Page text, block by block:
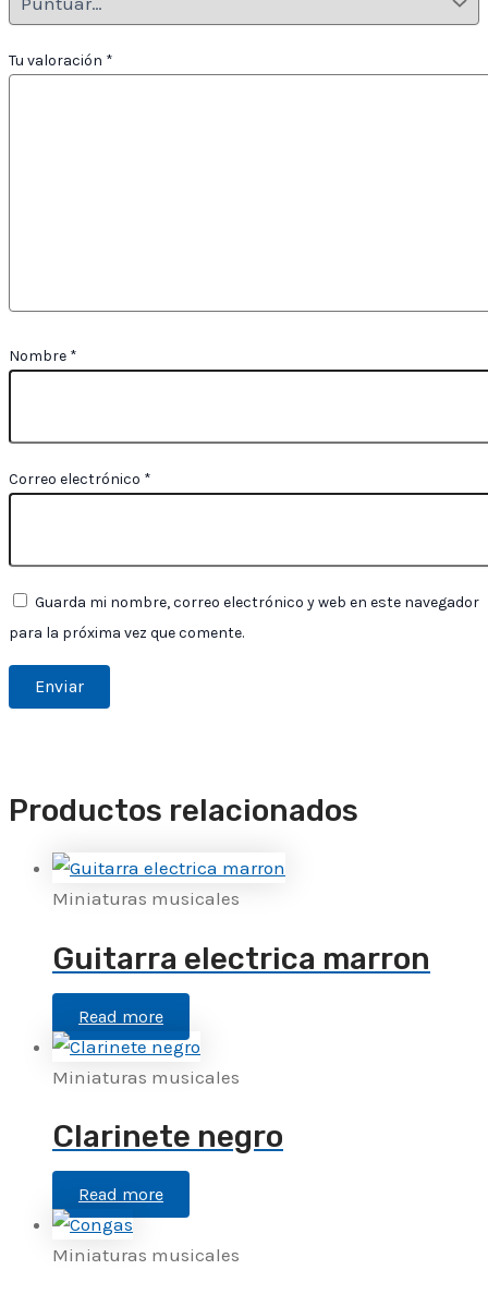
Tu valoración *
Nombre *
Correo electrónico *
Guarda mi nombre, correo electrónico y web en este navegador
para la próxima vez que comente.
Productos relacionados
Miniaturas musicales
Guitarra electrica marron
Read more
Miniaturas musicales
Clarinete negro
Read more
Miniaturas musicales